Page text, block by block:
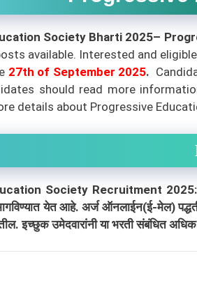
Society Bharti 2025–
available. Interested and
27th of September 2025.
should read more
details about Progressive
Society Recruitment 2025:
येत आहे. अर्ज ऑनलाईन(ई-मेल)
इच्छुक उमेदवारांनी या भरती संबंधित